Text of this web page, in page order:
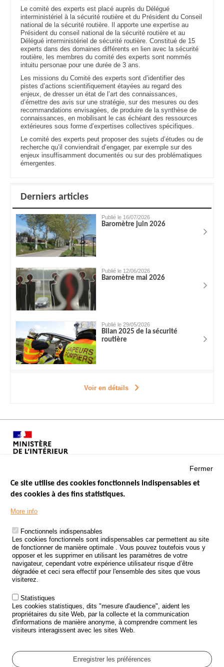
Le comité des experts est placé auprès du Délégué
interministériel à la sécurité routière et du Président du Conseil
national de la sécurité routière. Il apporte une expertise au
Président du conseil national de la sécurité routière et au
Délégué interministériel de sécurité routière. Constitué de 15
experts dans des domaines différents en lien avec la sécurité
routière, les membres du comité des experts sont nommés
intuitu personae pour une durée de 3 ans.
Les missions du Comité des experts sont d’identifier des
pistes d’actions scientifiquement étayées au regard des
enjeux, de dresser un état de l’art des connaissances,
d’émettre des avis sur une stratégie, sur des mesures ou des
recommandations envisagées, de produire de la synthèse de
connaissances, en mobilisant le cas échéant des ressources
extérieures sous forme d’expertises collectives spécifiques.
Le comité des experts peut proposer des sujets d’études ou de
recherche qu’il conviendrait d’engager, par exemple sur des
enjeux insuffisamment documentés ou sur des problématiques
émergentes.
Derniers articles
Publié le 16/07/2026
Baromètre juin 2026
Publié le 12/06/2026
Baromètre mai 2026
Publié le 29/05/2026
Bilan 2025 de la sécurité
routière
Voir en détails
Menu
Footer
LES SITES PUBLICS
ÉTAT DE L’INSÉCURITÉ ROUTIÈRE
TRAITEMENT DES DONNÉES PERSONNELLES DES ACCIDENTS DE
LA ROUTE
ETUDES ET RECHERCHES
APPEL À PROJETS
POLITIQUE DE SÉCURITÉ ROUTIÈRE
Outils
AGENDA
GLOSSAIRE
Fermer
Ce site utilise des cookies fonctionnels indispensables et
des cookies à des fins statistiques.
More info
Fonctionnels indispensables
Les cookies fonctionnels sont indispensables car permettent au site
de fonctionner de manière optimale . Vous pouvez toutefois vous y
opposer et les supprimer en utilisant les paramètres de votre
navigateur, cependant votre expérience utilisateur risque d’être
dégradée et ceci sera effectif pour l'ensemble des sites que vous
visiterez.
Statistiques
Les cookies statistiques, dits "mesure d'audience", aident les
propriétaires du site Web, par la collecte et la communication
d'informations de manière anonyme, à comprendre comment les
visiteurs interagissent avec les sites Web.
Enregistrer les préférences